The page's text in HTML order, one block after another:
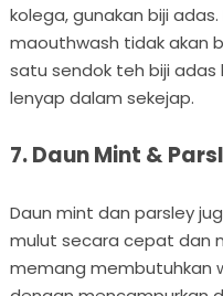
kolega, gunakan biji
maouthwash tidak akan
satu sendok teh biji adas
lenyap dalam sekejap.
7. Daun Mint &
Daun mint dan parsley
mulut secara cepat dan
memang membutuhkan